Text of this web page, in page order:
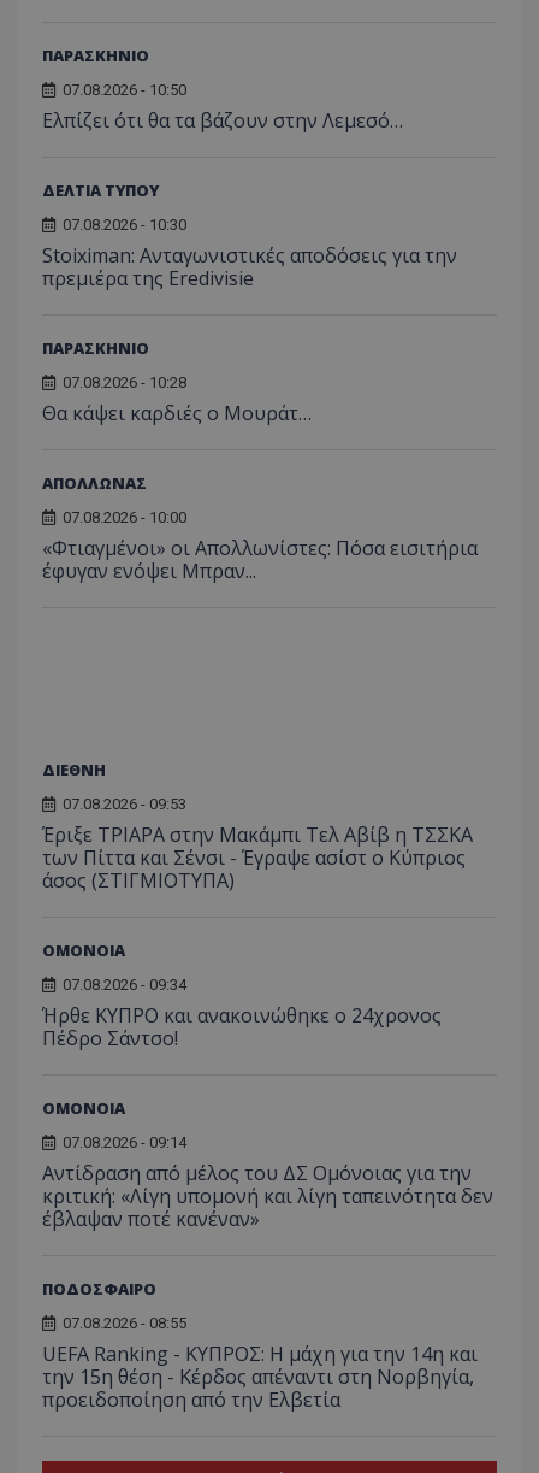
ΠΑΡΑΣΚΗΝΙΟ
07.08.2026 - 10:50
Ελπίζει ότι θα τα βάζουν στην Λεμεσό…
ΔΕΛΤΙΑ ΤΥΠΟΥ
07.08.2026 - 10:30
Stoiximan: Ανταγωνιστικές αποδόσεις για την
πρεμιέρα της Eredivisie
ΠΑΡΑΣΚΗΝΙΟ
07.08.2026 - 10:28
Θα κάψει καρδιές ο Μουράτ…
ΑΠΟΛΛΩΝΑΣ
07.08.2026 - 10:00
«Φτιαγμένοι» οι Απολλωνίστες: Πόσα εισιτήρια
έφυγαν ενόψει Μπραν...
ΔΙΕΘΝΗ
07.08.2026 - 09:53
Έριξε ΤΡΙΑΡΑ στην Μακάμπι Τελ Αβίβ η ΤΣΣΚΑ
των Πίττα και Σένσι - Έγραψε ασίστ ο Κύπριος
άσος (ΣΤΙΓΜΙΟΤΥΠΑ)
ΟΜΟΝΟΙΑ
07.08.2026 - 09:34
Ήρθε ΚΥΠΡΟ και ανακοινώθηκε ο 24χρονος
Πέδρο Σάντσο!
ΟΜΟΝΟΙΑ
07.08.2026 - 09:14
Αντίδραση από μέλος του ΔΣ Ομόνοιας για την
κριτική: «Λίγη υπομονή και λίγη ταπεινότητα δεν
έβλαψαν ποτέ κανέναν»
ΠΟΔΟΣΦΑΙΡΟ
07.08.2026 - 08:55
UEFA Ranking - ΚΥΠΡΟΣ: Η μάχη για την 14η και
την 15η θέση - Κέρδος απέναντι στη Νορβηγία,
προειδοποίηση από την Ελβετία